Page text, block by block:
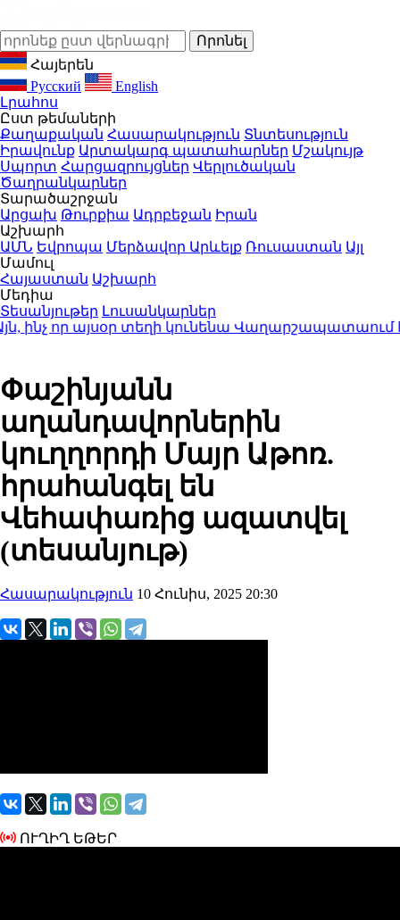
Հայերեն
Русский
English
Լրահոս
Ըստ թեմաների
Քաղաքական Հասարակություն Տնտեսություն
Իրավունք Արտակարգ պատահարներ Մշակույթ
Սպորտ Հարցազրույցներ Վերլուծական
Ծաղրանկարներ
Տարածաշրջան
Արցախ Թուրքիա Ադրբեջան Իրան
Աշխարհ
ԱՄՆ Եվրոպա Մերձավոր Արևելք Ռուսաստան Այլ
Մամուլ
Հայաստան Աշխարհ
Մեդիա
Տեսանյութեր Լուսանկարներ
որ այսօր տեղի կունենա Վաղարշապատաում
Փաշինյանն
աղանդավորներին
կուղղորդի Մայր Աթոռ.
հրահանգել են
Վեհափառից ազատվել
(տեսանյութ)
Հասարակություն 10 Հունիս, 2025 20:30
ՈՒՂԻՂ ԵԹԵՐ